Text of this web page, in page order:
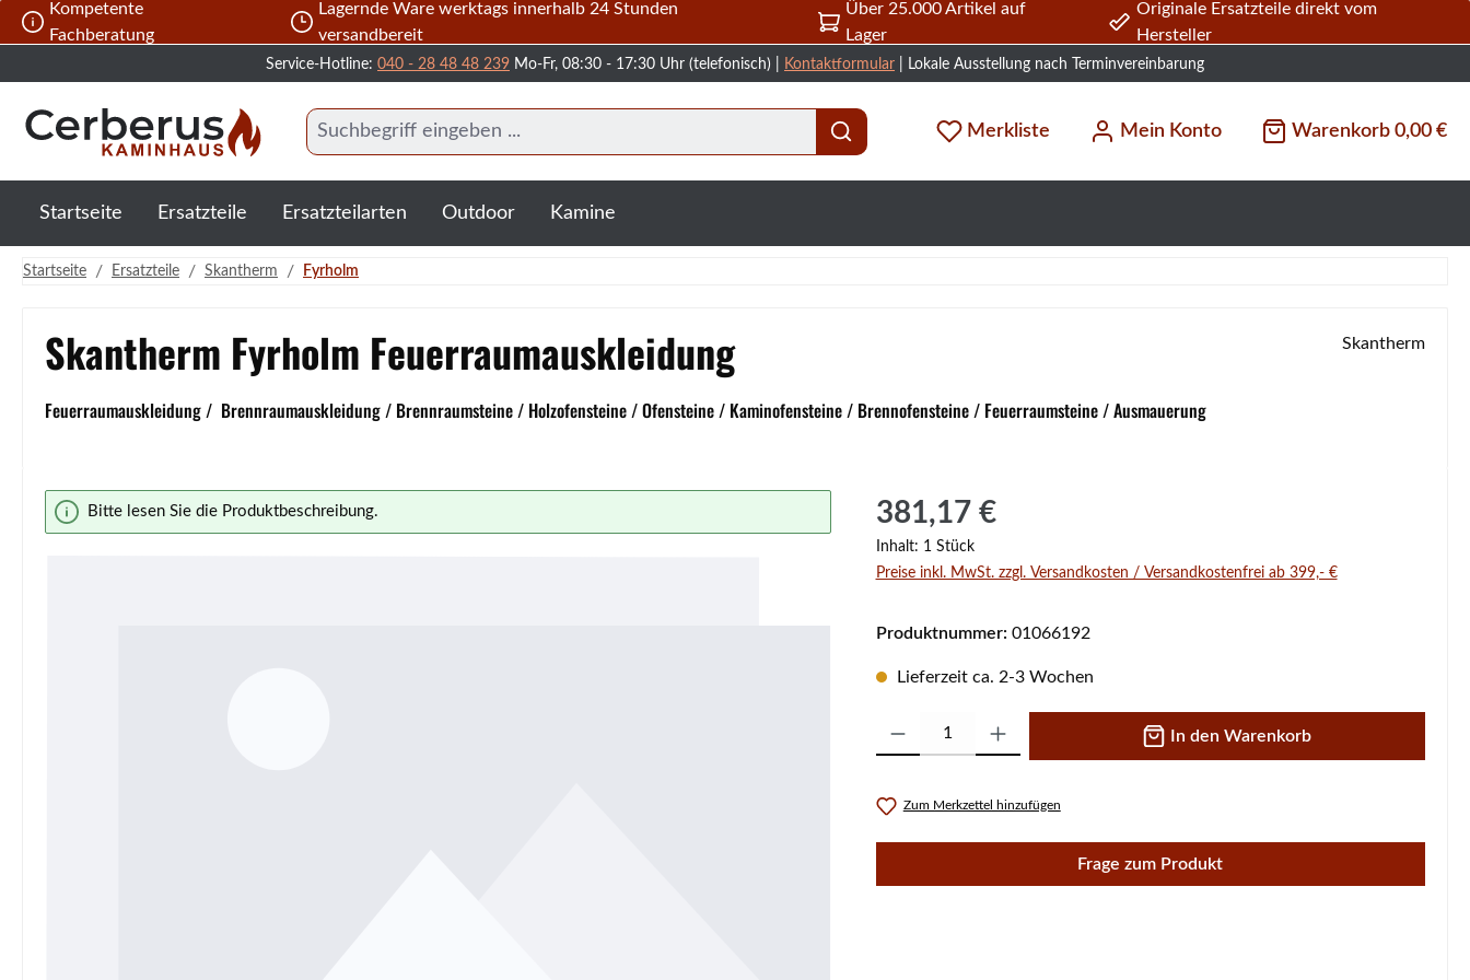
Hauptinhalt springen
Zur Suche springen
Zur Hauptnavigation springen
Kompetente
Fachberatung
Lagernde Ware werktags innerhalb 24 Stunden
versandbereit
Über 25.000 Artikel auf
Lager
Originale Ersatzteile direkt vom
Hersteller
Service-Hotline: 040 - 28 48 48 239 Mo-Fr, 08:30 - 17:30 Uhr (telefonisch) | Kontaktformular | Lokale Ausstellung nach Terminvereinbarung
Merkliste Mein Konto Warenkorb 0,00 €
Startseite Ersatzteile Ersatzteilarten Outdoor Kamine
Startseite / Ersatzteile / Skantherm / Fyrholm
Skantherm Fyrholm Feuerraumauskleidung
Feuerraumauskleidung / Brennraumauskleidung / Brennraumsteine / Holzofensteine / Ofensteine / Kaminofensteine / Brennofensteine / Feuerraumsteine / Ausmauerung
Skantherm
Bildergalerie überspringen
Bitte lesen Sie die Produktbeschreibung.
Regulärer Preis:
381,17 €
Inhalt: 1 Stück
Preise inkl. MwSt. zzgl. Versandkosten / Versandkostenfrei ab 399,- €
Produktnummer: 01066192
Lieferzeit ca. 2-3 Wochen
Produkt Anzahl: Gib den gewünschten Wert ein oder benutze die Schaltflächen um die
In den Warenkorb
Zum Merkzettel hinzufügen
Frage zum Produkt